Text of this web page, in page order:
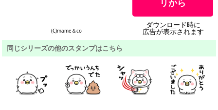
(C)mame＆co
リから
ダウンロード時に
広告が表示されます
同じシリーズの他のスタンプはこちら